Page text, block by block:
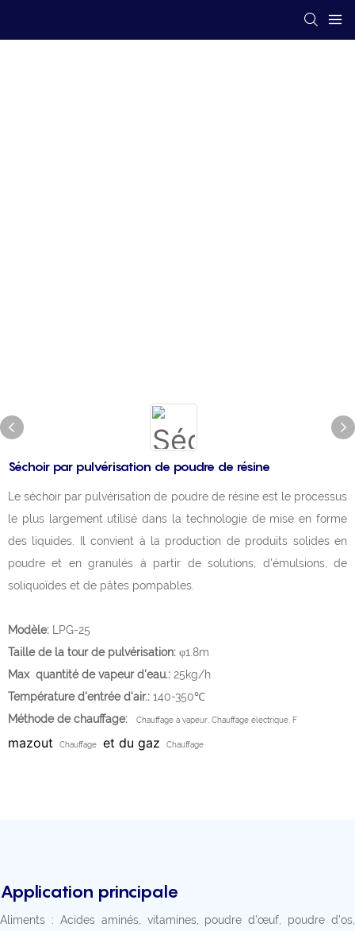
Séchoir par pulvérisation de poudre de résine
Le séchoir par pulvérisation de poudre de résine est le processus
le plus largement utilisé dans la technologie de mise en forme
des liquides. Il convient à la production de produits solides en
poudre et en granulés à partir de solutions, d'émulsions, de
soliquoïdes et de pâtes pompables.
Modèle:
LPG-25
Taille de la tour de pulvérisation: φ1.8m
Max quantité de vapeur d'eau.: 25kg/h
Température d'entrée d'air.: 140-350℃
Méthode de chauffage:
Chauffage à vapeur, Chauffage électrique, F
mazout Chauffage et du gaz Chauffage
Application principale
Aliments : Acides aminés, vitamines, poudre d'œuf, poudre d'os,